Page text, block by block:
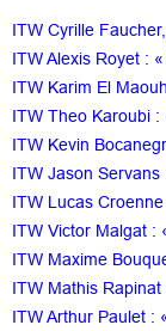
ITW Cyrille
ITW Alexis Royet :
ITW Karim El
ITW Theo Karoubi
ITW Kevin
ITW Jason
ITW Lucas
ITW Victor Malgat :
ITW Maxime
ITW Mathis
ITW Arthur Paulet :